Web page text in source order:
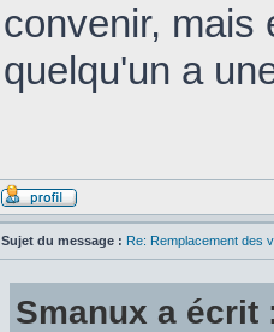
convenir, mais
quelqu'un a
Sujet du message : Re: Remplacement des
Smanux a écrit